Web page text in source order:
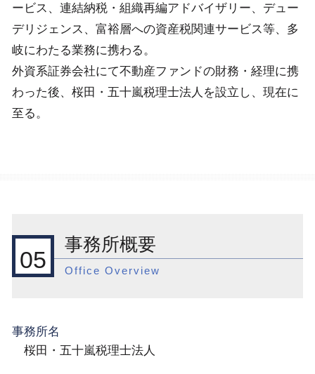
ービス、連結納税・組織再編アドバイザリー、デュー
デリジェンス、富裕層への資産税関連サービス等、多
岐にわたる業務に携わる。
外資系証券会社にて不動産ファンドの財務・経理に携
わった後、桜田・五十嵐税理士法人を設立し、現在に
至る。
05
事務所概要
Office Overview
事務所名
桜田・五十嵐税理士法人